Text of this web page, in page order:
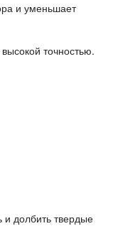
и уменьшает
точностью.
долбить твердые